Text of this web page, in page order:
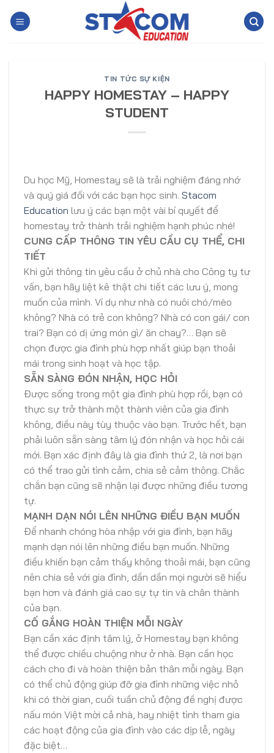
TIN TỨC SỰ KIỆN
HAPPY HOMESTAY – HAPPY
STUDENT
Du học Mỹ, Homestay sẽ là trải nghiệm đáng nhớ
và quý giá đối với các bạn học sinh. Stacom
Education lưu ý các bạn một vài bí quyết để
homestay trở thành trải nghiệm hạnh phúc nhé!
CUNG CẤP THÔNG TIN YÊU CẦU CỤ THỂ, CHI
TIẾT
Khi gửi thông tin yêu cầu ở chủ nhà cho Công ty tư
vấn, bạn hãy liệt kê thật chi tiết các lưu ý, mong
muốn của mình. Ví dụ như nhà có nuôi chó/mèo
không? Nhà có trẻ con không? Nhà có con gái/ con
trai? Bạn có dị ứng món gì/ ăn chay?… Bạn sẽ
chọn được gia đình phù hợp nhất giúp bạn thoải
mái trong sinh hoạt và học tập.
SẴN SÀNG ĐÓN NHẬN, HỌC HỎI
Được sống trong một gia đình phù hợp rồi, bạn có
thực sự trở thành một thành viên của gia đình
không, điều này tùy thuộc vào bạn. Trước hết, bạn
phải luôn sẵn sàng tâm lý đón nhận và học hỏi cái
mới. Bạn xác định đây là gia đình thứ 2, là nơi bạn
có thể trao gửi tình cảm, chia sẻ cảm thông. Chắc
chắn bạn cũng sẽ nhận lại được những điều tương
tự.
MẠNH DẠN NÓI LÊN NHỮNG ĐIỀU BẠN MUỐN
Để nhanh chóng hòa nhập với gia đình, bạn hãy
mạnh dạn nói lên những điều bạn muốn. Những
điều khiến bạn cảm thấy không thoải mái, bạn cũng
nên chia sẻ với gia đình, dần dần mọi người sẽ hiểu
bạn hơn và đánh giá cao sự tự tin và chân thành
của bạn.
CỐ GẮNG HOÀN THIỆN MỖI NGÀY
Bạn cần xác định tâm lý, ở Homestay bạn không
thể được chiều chuộng như ở nhà. Bạn cần học
cách cho đi và hoàn thiện bản thân mỗi ngày. Bạn
có thể chủ động giúp đỡ gia đình những việc nhỏ
khi có thời gian, cuối tuần chủ động đề nghị được
nấu món Việt mời cả nhà, hay nhiệt tình tham gia
các hoạt động của gia đình vào các dịp lễ, ngày
đặc biệt…